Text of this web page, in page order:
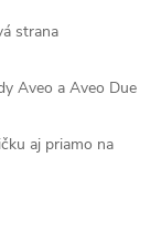
strana
Aveo a Aveo Due
aj priamo na